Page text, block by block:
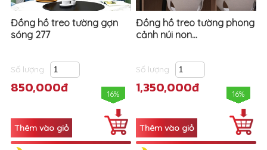
Đồng hồ treo tường gợn
sóng 277
Số lượng
850,000đ 16%
Đồng hồ treo tường phong
cảnh núi non...
Số lượng
1,350,000đ 16%